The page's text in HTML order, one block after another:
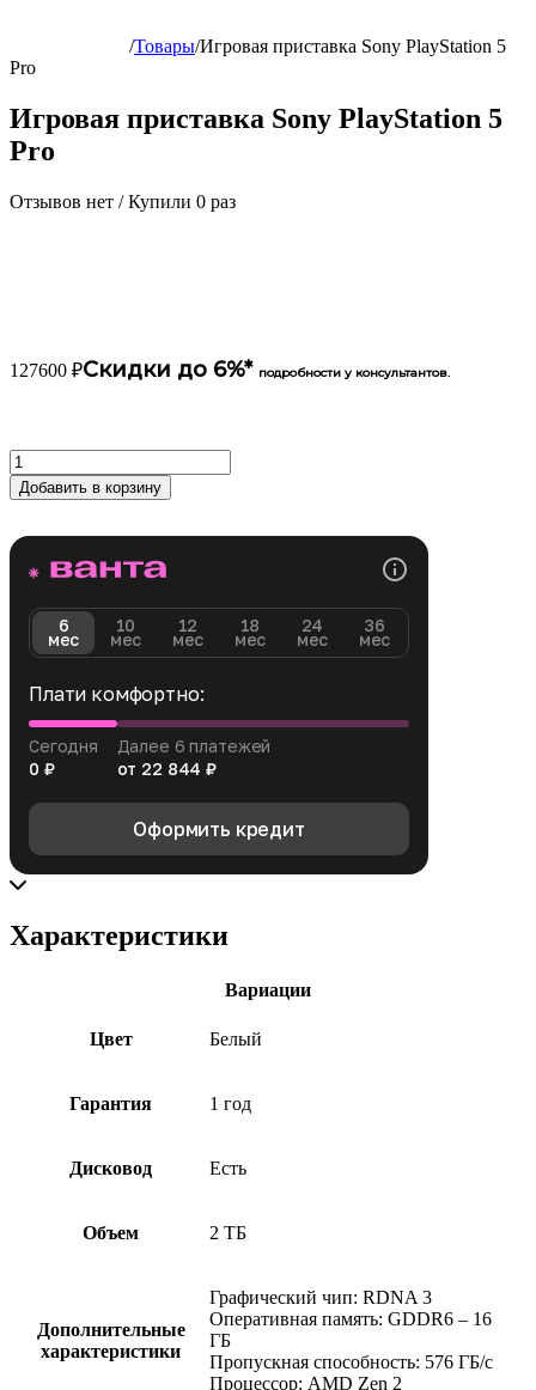
/Товары/Игровая приставка Sony PlayStation 5
Pro
Игровая приставка Sony PlayStation 5
Pro
Отзывов нет / Купили 0 раз
127600 ₽Скидки до 6%* подробности у консультантов.
Количество
товара
Игровая
Sony
PlayStation
Pro
Добавить в корзину
6
мес
10
мес
12
мес
18
мес
24
мес
36
мес
Плати комфортно:
Сегодня
0 ₽
Далее 6 платежей
от 22 844 ₽
Оформить кредит
Характеристики
Вариации
Цвет Белый
Гарантия 1 год
Дисковод Есть
Объем 2 ТБ
Дополнительные
характеристики
Графический чип: RDNA 3
Оперативная память: GDDR6 – 16
ГБ
Пропускная способность: 576 ГБ/с
Процессор: AMD Zen 2